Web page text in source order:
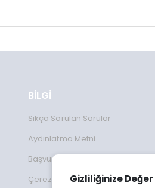
Gizliliğinize
BİLGİ
Sıkça Sorulan Sorular
Aydınlatma Metni
Başvuru Formu
Çerez Kullanımı